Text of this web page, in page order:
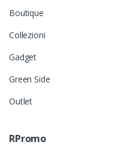
Boutique
Collezioni
Gadget
Green Side
Outlet
RPromo